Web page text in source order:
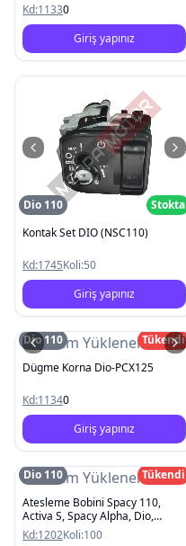
Kd:11330
Giriş yapınız
Dio 110
Stokta
Kontak Set DIO (NSC110)
Kd:1745Koli:50
Giriş yapınız
Resim Yüklenemedi
Dio 110
Tükendi
Dügme Korna Dio-PCX125
Kd:11340
Giriş yapınız
Resim Yüklenemedi
Dio 110
Tükendi
Atesleme Bobini Spacy 110,
Activa S, Spacy Alpha, Dio,
Activa S Yeni
Kd:1202Koli:100